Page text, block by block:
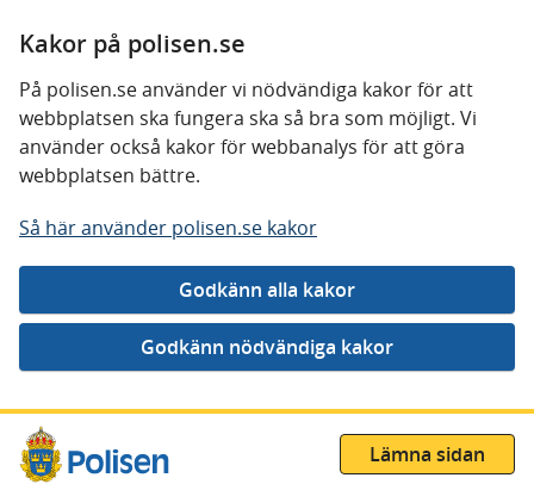
Kakor på polisen.se
På polisen.se använder vi nödvändiga kakor för att
webbplatsen ska fungera ska så bra som möjligt. Vi
använder också kakor för webbanalys för att göra
webbplatsen bättre.
Så här använder polisen.se kakor
Gå direkt till innehåll
Lämna sidan